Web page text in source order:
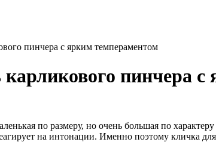
пинчера с ярким темпераментом
карликового пинчера
по размеру, но очень большая по
на интонации. Именно поэтому кличка для